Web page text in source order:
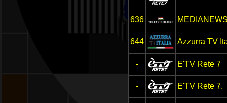
636
644 Azzurra TV
- E'TV Rete 7
- E'TV Rete 7.